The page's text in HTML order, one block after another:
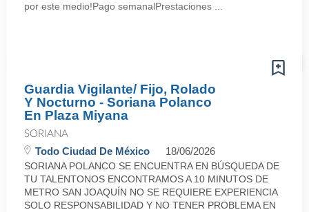
por este medio!Pago semanalPrestaciones ...
Guardia Vigilante/ Fijo, Rolado
Y Nocturno - Soriana Polanco
En Plaza Miyana
SORIANA
Todo Ciudad De México 18/06/2026
SORIANA POLANCO SE ENCUENTRA EN BÚSQUEDA DE
TU TALENTONOS ENCONTRAMOS A 10 MINUTOS DE
METRO SAN JOAQUÍN NO SE REQUIERE EXPERIENCIA
SOLO RESPONSABILIDAD Y NO TENER PROBLEMA EN